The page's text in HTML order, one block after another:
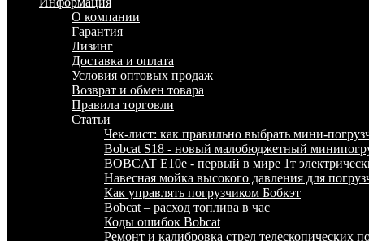
О компании
Гарантия
Лизинг
Доставка и оплата
Условия оптовых продаж
Возврат и обмен товара
Правила торговли
Статьи
Чек-лист: как правильно выбрать мини-
Bobcat S18 - новый малобюджетный
BOBCAT E10e - первый в мире 1т
Навесная мойка высокого давления для
Как управлять погрузчиком Бобкэт
Bobcat – расход топлива в час
Коды ошибок Bobcat
Ремонт и калибровка стрел телескопических